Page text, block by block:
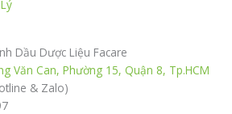
Dầu Dược Liệu Facare
Văn Can, Phường 15, Quận 8, Tp.HCM
& Zalo)